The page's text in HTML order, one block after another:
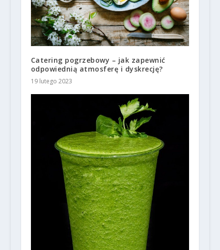
Catering pogrzebowy – jak zapewnić
odpowiednią atmosferę i dyskrecję?
19 lutego 2023